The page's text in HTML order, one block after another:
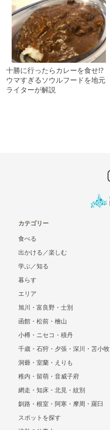
十勝に行ったらカレーを食せ!?
ウマすぎるソウルフードを地元
ライターが解説
カテゴリー
食べる
出かける／楽しむ
学ぶ／知る
暮らす
エリア
旭川・富良野・士別
函館・松前・檜山
小樽・ニセコ・積丹
千歳・石狩・夕張・深川・苫小牧
洞爺・室蘭・えりも
稚内・留萌・音威子府
網走・知床・北見・紋別
釧路・根室・阿寒・摩周・羅臼
スポットを探す